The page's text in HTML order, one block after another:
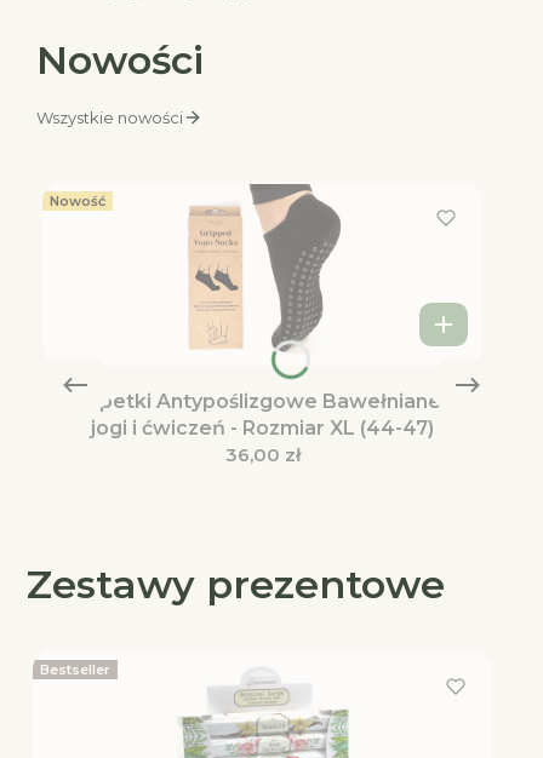
Nowości
Wszystkie nowości
Nowość
Skarpetki Antypoślizgowe Bawełniane do
jogi i ćwiczeń - Rozmiar XL (44-47)
Cena
36,00 zł
Zestawy prezentowe
Bestseller